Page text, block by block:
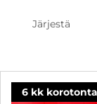
Järjestä
6 kk